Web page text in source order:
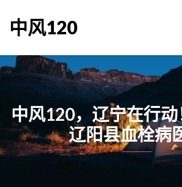
中风120
中风120，辽宁在行
辽阳县血栓病